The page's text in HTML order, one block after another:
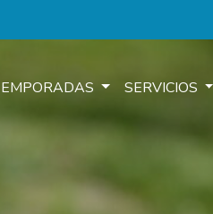
SERVICIOS